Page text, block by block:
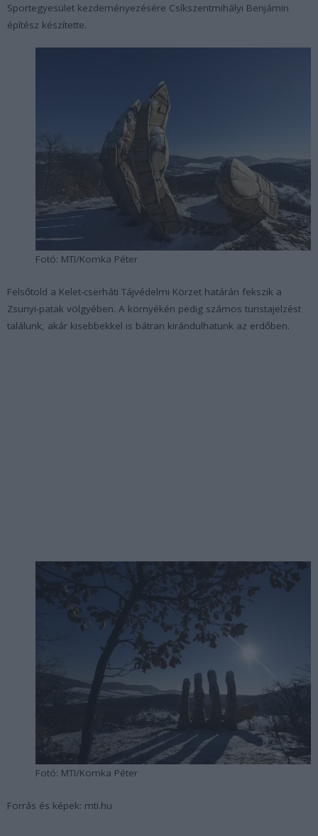
Sportegyesület kezdeményezésére Csíkszentmihályi Benjámin
építész készítette.
Fotó: MTI/Komka Péter
Felsőtold a Kelet-cserháti Tájvédelmi Körzet határán fekszik a
Zsunyi-patak völgyében. A környékén pedig számos turistajelzést
találunk, akár kisebbekkel is bátran kirándulhatunk az erdőben.
Fotó: MTI/Komka Péter
Forrás és képek: mti.hu